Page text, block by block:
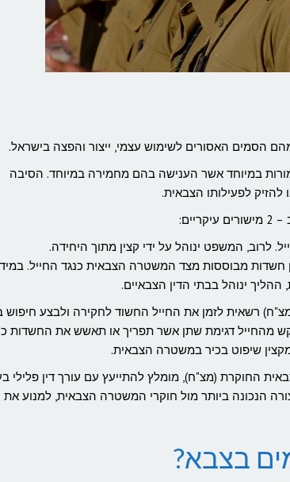
במיוחד אשר הענישה בהם מחמירה במיוחד. הסיבה
לפעילותו הצבאית.
לרוב, המשפט ינוהל על ידי קצין מתוך היחידה.
חשדות מבוססות מצד המשטרה הצבאית כנגד החייל.
ינוהל בבתי הדין הצבאיים.
הצבאית החוקרת (מצ"ח) רשאית לזמן את החייל החשוד לחקירה ולבצע
מהחייל דגימת שתן אשר תפריך או תאשש את החשדות
שיפוט בכיר במשטרה הצבאית.
החוקרת (מצ"ח), מומלץ להתייעץ עם עורך דין פלילי
הנכונה ביותר מול חוקרי המשטרה הצבאית, למנוע את
בצבא?